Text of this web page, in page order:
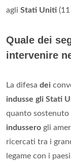
agli Stati Uniti (11
Quale dei
intervenire
La difesa dei
indusse gli Stati
quanto sostenuto
indussero gli
ricercati tra i
legame con i